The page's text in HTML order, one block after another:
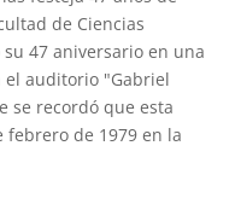
de Ciencias
su 47 aniversario en una
el auditorio "Gabriel
se recordó que esta
febrero de 1979 en la